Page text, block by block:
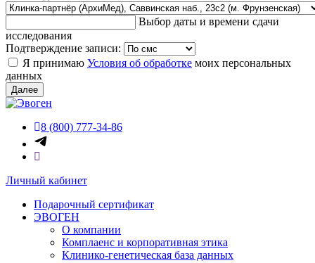
Выбор даты и времени сдачи
исследования
Подтверждение записи:
Я принимаю Условия об обработке моих персональных
данных
Далее
8 (800) 777-34-86
Личный кабинет
Подарочный сертификат
ЭВОГЕН
О компании
Комплаенс и корпоративная этика
Клинико-генетическая база данных